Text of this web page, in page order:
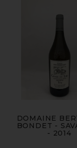
DOMAINE
BONDET -
- 2014